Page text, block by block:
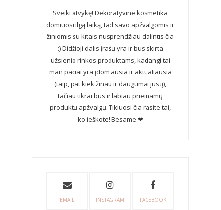
Sveiki atvykę! Dekoratyvine kosmetika
domiuosi ilgą laiką, tad savo apžvalgomis ir
žiniomis su kitais nusprendžiau dalintis čia
:) Didžioji dalis įrašų yra ir bus skirta
užsienio rinkos produktams, kadangi tai
man pačiai yra įdomiausia ir aktualiausia
(taip, pat kiek žinau ir daugumai jūsų),
tačiau tikrai bus ir labiau prieinamų
produktų apžvalgų. Tikiuosi čia rasite tai,
ko ieškote! Besame ❤
EMAIL INSTAGRAM FACEBOOK